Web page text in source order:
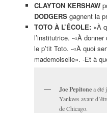
CLAYTON KERSHAW
DODGERSgagnent la
TOTO À L’ÉCOLE: «À
l’institutrice. -«À
le p’tit Toto. -«À quoi
mademoiselle». -Et à
Joe Pepitonea été
Yankees avant
de Chicago.